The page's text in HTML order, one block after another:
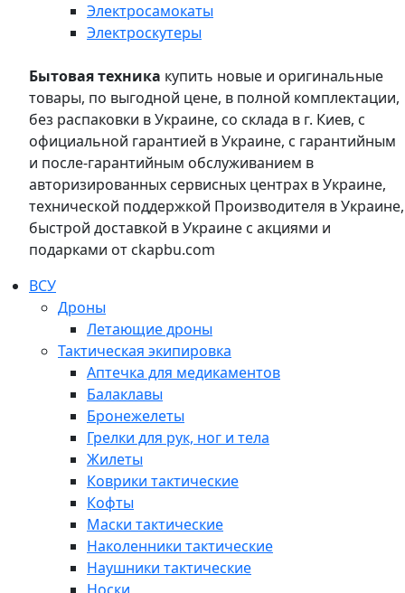
Электросамокаты
Электроскутеры
Бытовая техника купить новые и оригинальные
товары, по выгодной цене, в полной комплектации,
без распаковки в Украине, со склада в г. Киев, с
официальной гарантией в Украине, с гарантийным
и после-гарантийным обслуживанием в
авторизированных сервисных центрах в Украине,
технической поддержкой Производителя в Украине,
быстрой доставкой в Украине с акциями и
подарками от ckapbu.com
ВСУ
Дроны
Летающие дроны
Тактическая экипировка
Аптечка для медикаментов
Балаклавы
Бронежелеты
Грелки для рук, ног и тела
Жилеты
Коврики тактические
Кофты
Маски тактические
Наколенники тактические
Наушники тактические